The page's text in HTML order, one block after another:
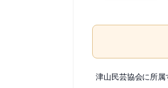
津山民芸協会に所属